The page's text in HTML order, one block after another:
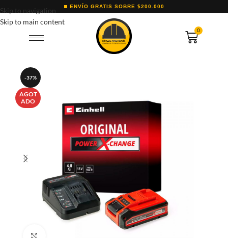
Skip to navigation
Skip to main content
ENVÍO GRATIS SOBRE $200.000
0
-37%
AGOT
ADO